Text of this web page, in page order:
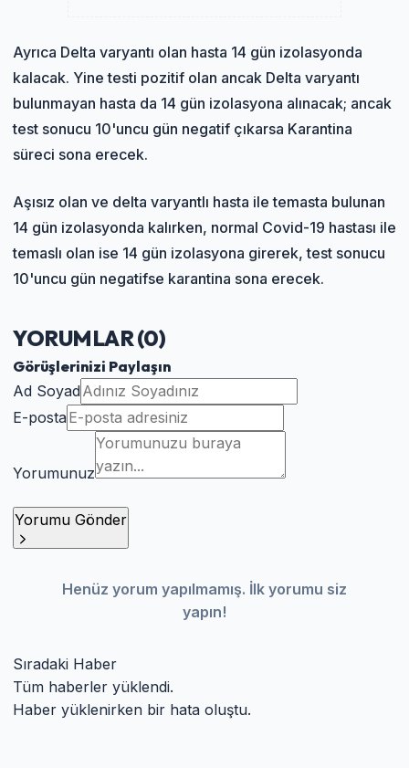
Ayrıca Delta varyantı olan hasta 14 gün izolasyonda
kalacak. Yine testi pozitif olan ancak Delta varyantı
bulunmayan hasta da 14 gün izolasyona alınacak; ancak
test sonucu 10'uncu gün negatif çıkarsa Karantina
süreci sona erecek.
Aşısız olan ve delta varyantlı hasta ile temasta bulunan
14 gün izolasyonda kalırken, normal Covid-19 hastası ile
temaslı olan ise 14 gün izolasyona girerek, test sonucu
10'uncu gün negatifse karantina sona erecek.
YORUMLAR (0)
Görüşlerinizi Paylaşın
Ad Soyad
E-posta
Yorumunuz
Yorumu Gönder
Henüz yorum yapılmamış. İlk yorumu siz
yapın!
Sıradaki Haber
Tüm haberler yüklendi.
Haber yüklenirken bir hata oluştu.